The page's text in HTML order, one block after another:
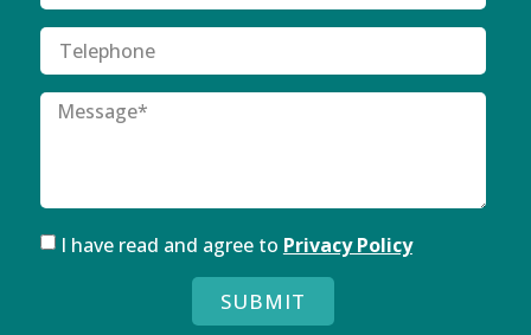
I have read and agree to Privacy Policy
SUBMIT